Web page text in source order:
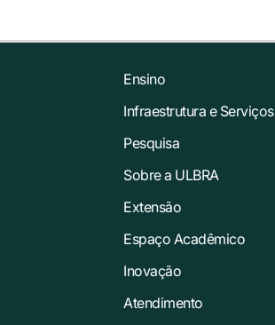
Ensino
Infraestrutura e Serviços
Pesquisa
Sobre a ULBRA
Extensão
Espaço Acadêmico
Inovação
Atendimento